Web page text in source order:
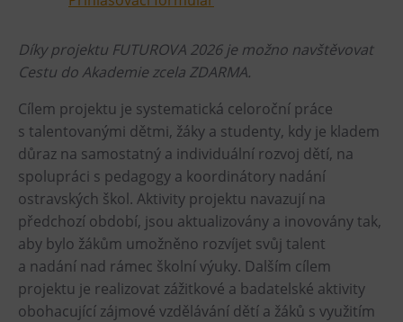
Díky projektu FUTUROVA 2026 je možno navštěvovat
Cestu do Akademie zcela ZDARMA.
Cílem projektu je systematická celoroční práce
s talentovanými dětmi, žáky a studenty, kdy je kladem
důraz na samostatný a individuální rozvoj dětí, na
spolupráci s pedagogy a koordinátory nadání
ostravských škol. Aktivity projektu navazují na
předchozí období, jsou aktualizovány a inovovány tak,
aby bylo žákům umožněno rozvíjet svůj talent
a nadání nad rámec školní výuky. Dalším cílem
projektu je realizovat zážitkové a badatelské aktivity
obohacující zájmové vzdělávání dětí a žáků s využitím